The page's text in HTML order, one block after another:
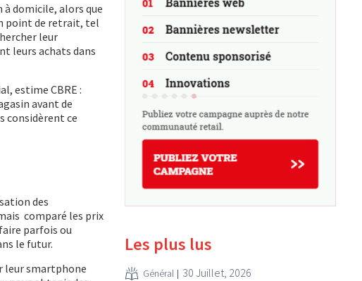
domicile, alors que
point de retrait, tel
leur
leurs achats dans
estime CBRE :
avant de
considèrent ce
des
comparé les prix
parfois ou
le futur.
leur smartphone
Les plus lus
Général 30 Juillet, 2026